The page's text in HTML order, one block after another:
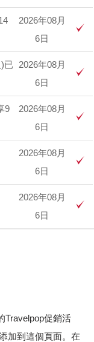
2026年08月
6日
已
2026年08月
6日
9
2026年08月
6日
2026年08月
6日
2026年08月
6日
Travelpop促銷活
加到這個頁面。在